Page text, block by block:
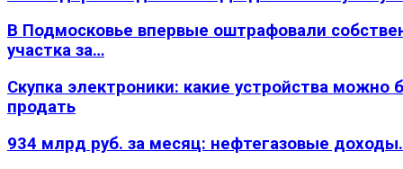
В Подмосковье впервые оштрафовали
участка за…
Скупка электроники: какие устройства можно
продать
934 млрд руб. за месяц: нефтегазовые